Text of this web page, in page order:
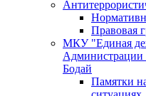
Правовая
МКУ "Единая
Администрации
Бодай
Памятки